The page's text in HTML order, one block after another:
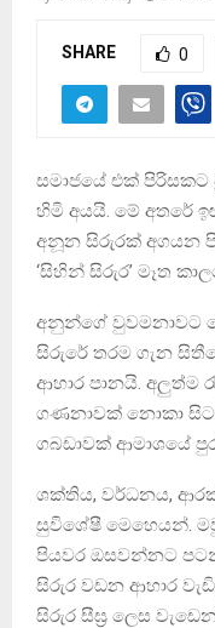
SHARE 0
සමාජයේ එක් පිරිසකට
හිමි අයයි. මේ අතරේ
අනූන සිරුරක් අගයන
‘සිහින් සිරුර’ මෑත
අනුන්ගේ වුවමනාවට
සිරුරේ තරම ගැන
ආහාර පානයි. අලුත්ම
ගණනාවක් නොකා සිට
ගබඩාවක් ආමාශයේ
ශක්තිය, වර්ධනය,
සුවිශේෂී මෙහෙයන්.
පියවර ඔසවන්නට
සිරුර වඩන ආහාර
සිරුර සීඝ්‍ර ලෙස